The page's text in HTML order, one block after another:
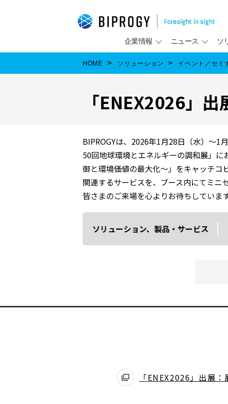
企業情報 ニュース ソ
HOME ソリューション イベント／セミ
「ENEX2026」
BIPROGYは、2026年1月28日（水）～1
50回地球環境とエネルギーの調和展」
御と環境価値の最大化～」をキャッチコ
関連するサービスを、ブース内にてミニ
皆さまのご来場を心よりお待ちしています
ソリューション、製品・サービス
「ENEX2026」出展